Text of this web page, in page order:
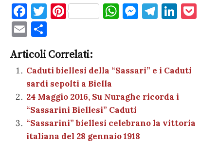
F
a
c
e
b
o
o
k
T
te
r
Pi
es
t
W
A
p
M
g
er
T
a
m
Li
dI
n
E
m
ai
l
n
di
vi
di
Articoli Correlati:
Caduti biellesi della “Sassari” e i Caduti
sardi sepolti a Biella
24 Maggio 2016, Su Nuraghe ricorda i
“Sassarini Biellesi” Caduti
“Sassarini” biellesi celebrano la vittoria
italiana del 28 gennaio 1918